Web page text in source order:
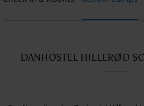
Need help? Ring:+45 4826 1986
DANHOSTEL HILLERØD